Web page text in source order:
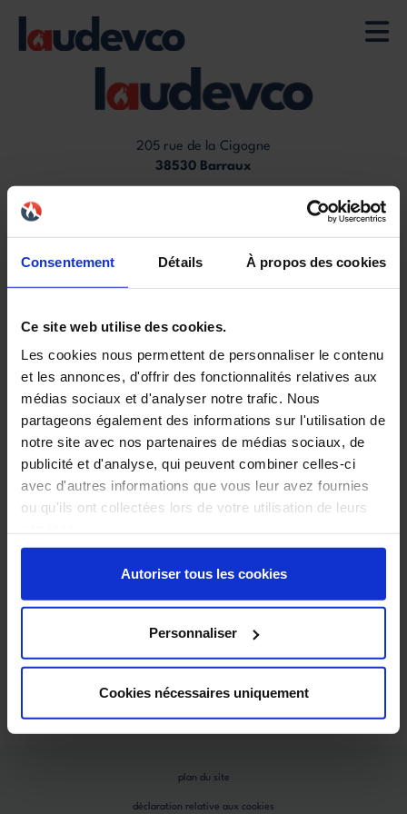
Consentement Détails À propos des cookies
Ce site web utilise des cookies.
Les cookies nous permettent de personnaliser le contenu
et les annonces, d'offrir des fonctionnalités relatives aux
médias sociaux et d'analyser notre trafic. Nous
partageons également des informations sur l'utilisation de
notre site avec nos partenaires de médias sociaux, de
publicité et d'analyse, qui peuvent combiner celles-ci
avec d'autres informations que vous leur avez fournies
ou qu'ils ont collectées lors de votre utilisation de leurs
Autoriser tous les cookies
Personnaliser
Cookies nécessaires uniquement
contenu
205 rue de la Cigogne
38530 Barraux
nos produits
poêles
foyers
cuisinières
chaudières
l'entreprise
qui sommes-nous ?
formations
recrutement
choisir son produit
FAQ
instagram
facebook
déclaration relative aux cookies
plan du site